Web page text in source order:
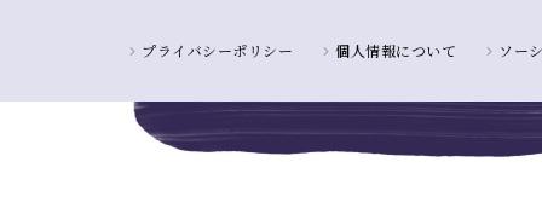
プライバシーポリシー 個人情報について ソー